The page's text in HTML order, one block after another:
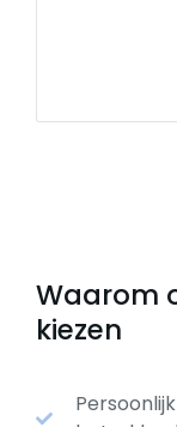
Waarom
kiezen